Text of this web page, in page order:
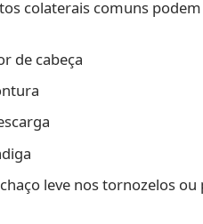
colaterais comuns
de cabeça
leve nos tornozelos ou